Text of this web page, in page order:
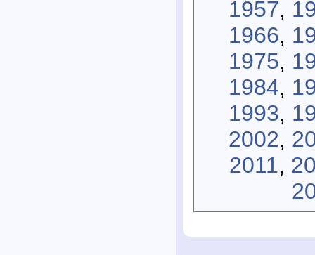
1957,
1966,
1975,
1984,
1993,
2002,
2011,